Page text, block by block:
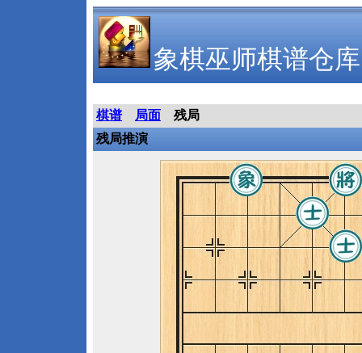
象棋巫师棋谱仓库
棋谱 局面
残局
残局推演